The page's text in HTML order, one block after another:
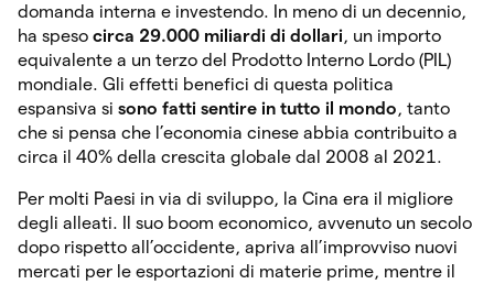
domanda interna e investendo. In meno di un decennio,
ha speso circa 29.000 miliardi di dollari, un importo
equivalente a un terzo del Prodotto Interno Lordo (PIL)
mondiale. Gli effetti benefici di questa politica
espansiva si sono fatti sentire in tutto il mondo, tanto
che si pensa che l’economia cinese abbia contribuito a
circa il 40% della crescita globale dal 2008 al 2021.
Per molti Paesi in via di sviluppo, la Cina era il migliore
degli alleati. Il suo boom economico, avvenuto un secolo
dopo rispetto all’occidente, apriva all’improvviso nuovi
mercati per le esportazioni di materie prime, mentre il